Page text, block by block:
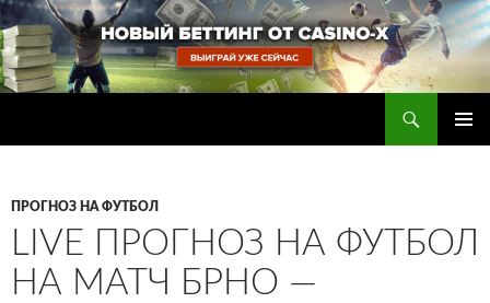
Перейти
к
содержимому
ПРОГНОЗ НА ФУТБОЛ
LIVE ПРОГНОЗ НА ФУТБОЛ
НА МАТЧ БРНО —